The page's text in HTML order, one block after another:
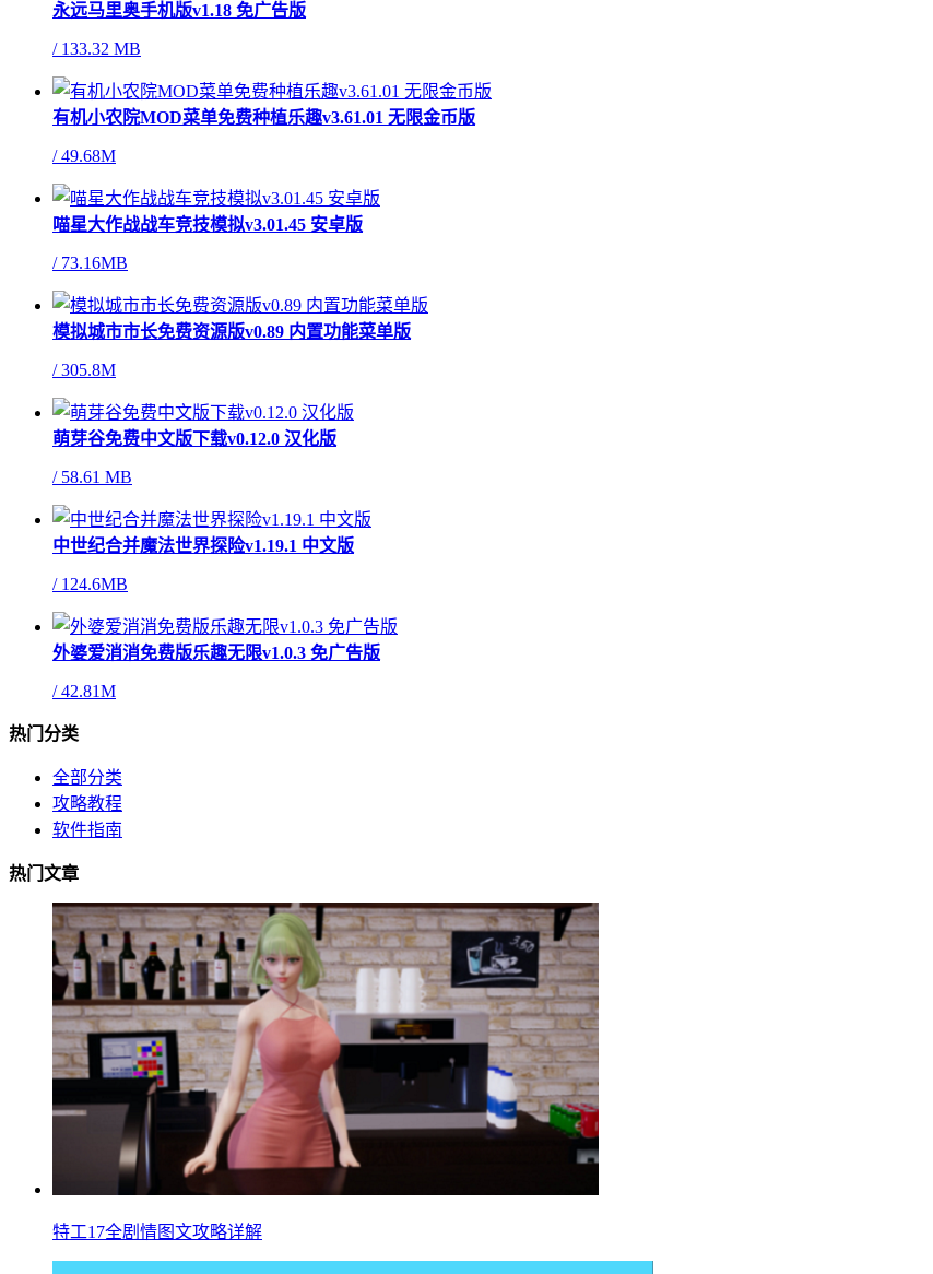
永远马里奥手机版v1.18 免广告版
/133.32 MB
有机小农院MOD菜单免费种植乐趣v3.61.01 无限金币版
/49.68M
喵星大作战战车竞技模拟v3.01.45 安卓版
/73.16MB
模拟城市市长免费资源版v0.89 内置功能菜单版
/305.8M
萌芽谷免费中文版下载v0.12.0 汉化版
/58.61 MB
中世纪合并魔法世界探险v1.19.1 中文版
/124.6MB
外婆爱消消免费版乐趣无限v1.0.3 免广告版
/42.81M
热门分类
全部分类
攻略教程
软件指南
热门文章
特工17全剧情图文攻略详解